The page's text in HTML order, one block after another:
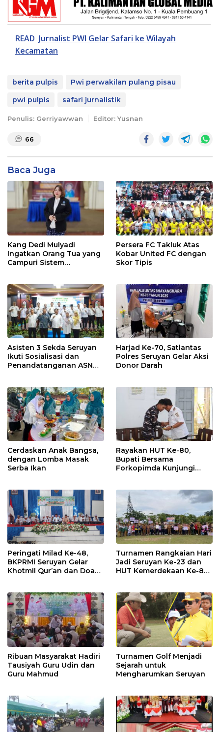
READ Jurnalist PWI Gelar Safari ke Wilayah
Kecamatan
berita pulpis
Pwi perwakilan pulang pisau
pwi pulpis
safari jurnalistik
Penulis: Gerriyawwan Editor: Yusnan
66
Baca Juga
Kang Dedi Mulyadi
Ingatkan Orang Tua yang
Campuri Sistem
Etika Hukum Pendidikan
Persera FC Takluk Atas
Kobar United FC dengan
Skor Tipis
Asisten 3 Sekda Seruyan
Ikuti Sosialisasi dan
Penandatanganan ASN
Harjad Ke-70, Satlantas
Polres Seruyan Gelar Aksi
Donor Darah
Cerdaskan Anak Bangsa,
dengan Lomba Masak
Serba Ikan
Rayakan HUT Ke-80,
Bupati Bersama
Forkopimda Kunjungi
Peringati Milad Ke-48,
BKPRMI Seruyan Gelar
Khotmil Qur’an dan Doa
Turnamen Rangkaian Hari
Jadi Seruyan Ke-23 dan
HUT Kemerdekaan Ke-80
Ribuan Masyarakat Hadiri
Tausiyah Guru Udin dan
Guru Mahmud
Turnamen Golf Menjadi
Sejarah untuk
Mengharumkan Seruyan